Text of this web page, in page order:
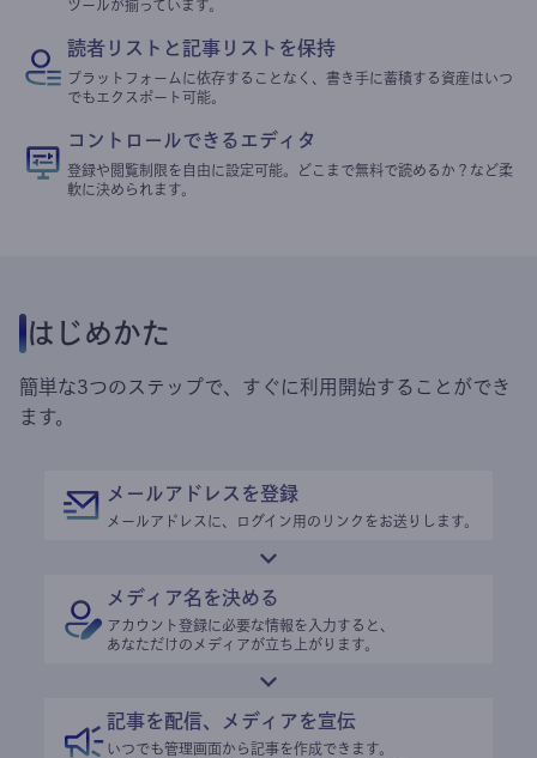
ツールが揃っています。
読者リストと記事リストを保持
プラットフォームに依存することなく、書き手に蓄積する資産はいつ
でもエクスポート可能。
コントロールできるエディタ
登録や閲覧制限を自由に設定可能。どこまで無料で読めるか？など柔
軟に決められます。
はじめかた
簡単な3つのステップで、すぐに利用開始することができ
ます。
メールアドレスを登録
メールアドレスに、ログイン用のリンクをお送りします。
メディア名を決める
アカウント登録に必要な情報を入力すると、
あなただけのメディアが立ち上がります。
記事を配信、メディアを宣伝
いつでも管理画面から記事を作成できます。